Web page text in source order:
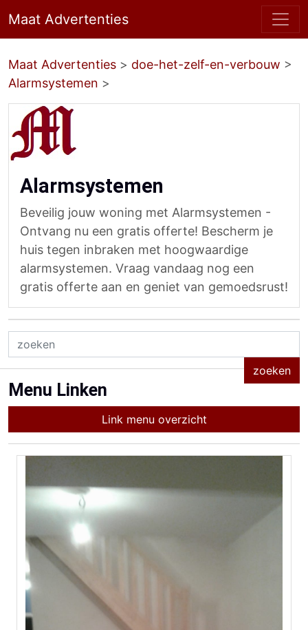
Maat Advertenties
Maat Advertenties > doe-het-zelf-en-verbouw >
Alarmsystemen >
Alarmsystemen
Beveilig jouw woning met Alarmsystemen -
Ontvang nu een gratis offerte! Bescherm je
huis tegen inbraken met hoogwaardige
alarmsystemen. Vraag vandaag nog een
gratis offerte aan en geniet van gemoedsrust!
Menu Linken
Link menu overzicht